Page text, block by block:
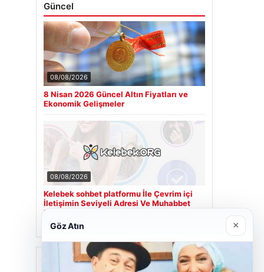
Güncel
08/08/2026
8 Nisan 2026 Güncel Altın Fiyatları ve
Ekonomik Gelişmeler
08/08/2026
Kelebek sohbet platformu İle Çevrim içi
İletişimin Seviyeli Adresi Ve Muhabbet
Deneyimi
Son Eklenen Firmalar
Göz Atın ×